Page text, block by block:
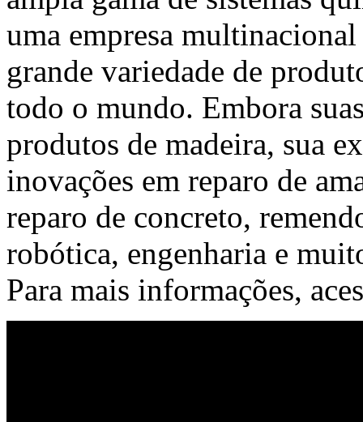
uma empresa
grande variedade de
todo o mundo. Embora
produtos de madeira, sua
inovações em reparo de
reparo de concreto,
robótica, engenharia e
Para mais informações,